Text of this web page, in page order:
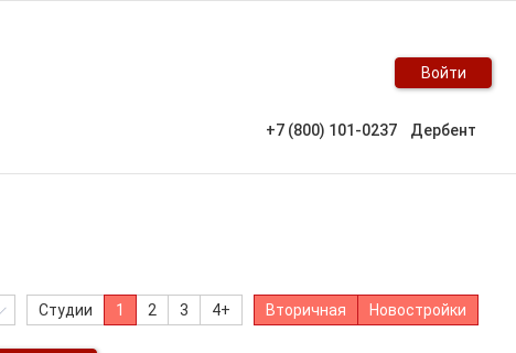
Войти
+7 (800) 101-0237 Дербент
Студии 1 2 3 4+ Вторичная Новостройки